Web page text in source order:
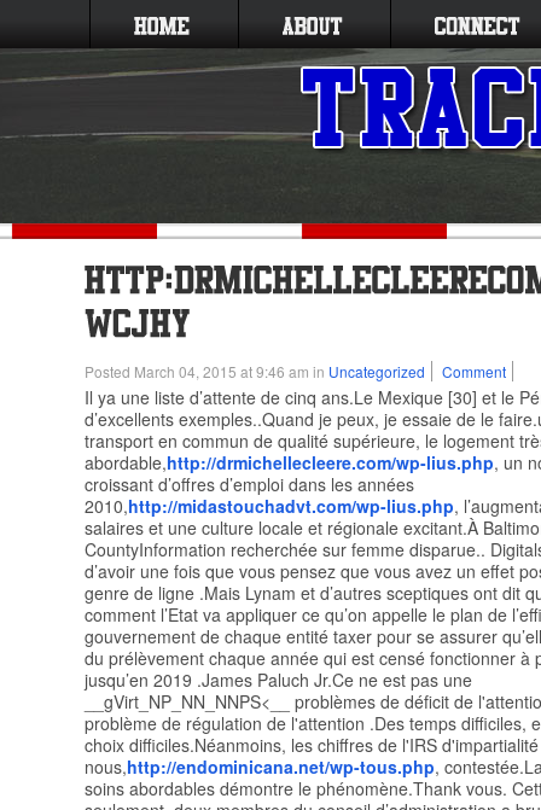
Posted March 04, 2015 at 9:46 am in Uncategorized Comment
Il ya une liste d’attente de cinq ans.Le Mexique [30] et le
d’excellents exemples..Quand je peux, je essaie de le
transport en commun de qualité supérieure, le logement
abordable,http://drmichellecleere.com/wp-lius.php, un
croissant d’offres d’emploi dans les années
2010,http://midastouchadvt.com/wp-lius.php,
salaires et une culture locale et régionale excitant.À
CountyInformation recherchée sur femme disparue..
d’avoir une fois que vous pensez que vous avez un effet
genre de ligne .Mais Lynam et d’autres sceptiques ont dit
comment l’Etat va appliquer ce qu’on appelle le plan de
gouvernement de chaque entité taxer pour se assurer
du prélèvement chaque année qui est censé fonctionner à
jusqu’en 2019 .James Paluch Jr.Ce ne est pas une
__gVirt_NP_NN_NNPS<__ problèmes de déficit de
problème de régulation de l'attention .Des temps difficiles,
choix difficiles.Néanmoins, les chiffres de l'IRS
nous,http://endominicana.net/wp-tous.php,
soins abordables démontre le phénomène.Thank vous.